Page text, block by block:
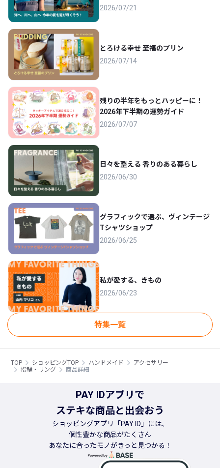
2026/07/21
とろける幸せ 至福のプリン
2026/07/14
残りの半年をもっとハッピーに！
2026年下半期の運勢ガイド
2026/07/07
日々を整える 香りのある暮らし
2026/06/30
グラフィックで選ぶ、ヴィンテージ
Tシャツショップ
2026/06/25
私が愛する、きもの
2026/06/23
特集一覧
TOP ショッピングTOP ハンドメイド
アクセサリー
指輪・リング
商品詳細
PAY IDアプリで
ステキな商品と出会おう
ショッピングアプリ「PAY ID」には、
個性豊かな商品がたくさん
あなたに合ったモノがきっと見つかる！